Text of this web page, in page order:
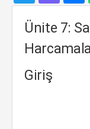
Ünite 7:
Giriş